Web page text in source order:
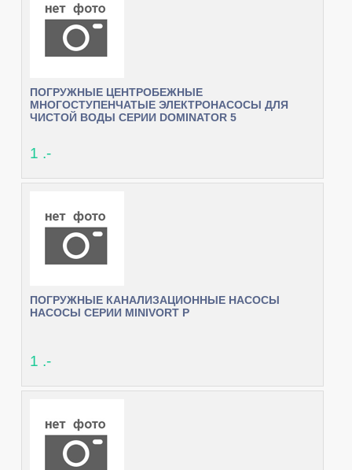
ПОГРУЖНЫЕ ЦЕНТРОБЕЖНЫЕ
МНОГОСТУПЕНЧАТЫЕ ЭЛЕКТРОНАСОСЫ ДЛЯ
ЧИСТОЙ ВОДЫ СЕРИИ DOMINATOR 5
1 .-
ПОГРУЖНЫЕ КАНАЛИЗАЦИОННЫЕ НАСОСЫ
НАСОСЫ СЕРИИ MINIVORT Р
1 .-